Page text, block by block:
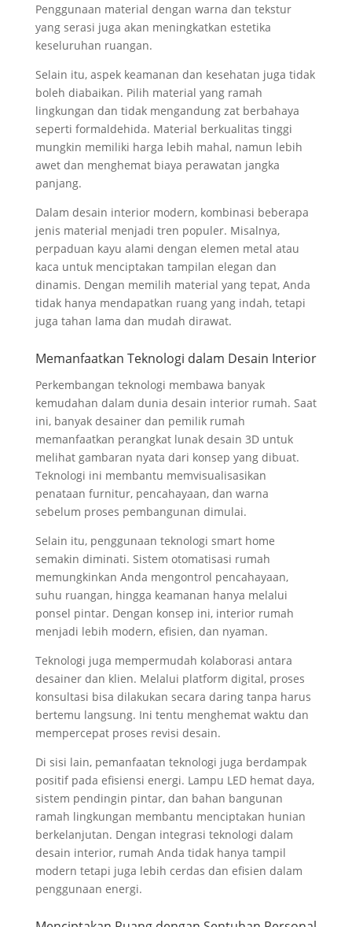
Penggunaan material dengan warna dan tekstur
yang serasi juga akan meningkatkan estetika
keseluruhan ruangan.
Selain itu, aspek keamanan dan kesehatan juga tidak
boleh diabaikan. Pilih material yang ramah
lingkungan dan tidak mengandung zat berbahaya
seperti formaldehida. Material berkualitas tinggi
mungkin memiliki harga lebih mahal, namun lebih
awet dan menghemat biaya perawatan jangka
panjang.
Dalam desain interior modern, kombinasi beberapa
jenis material menjadi tren populer. Misalnya,
perpaduan kayu alami dengan elemen metal atau
kaca untuk menciptakan tampilan elegan dan
dinamis. Dengan memilih material yang tepat, Anda
tidak hanya mendapatkan ruang yang indah, tetapi
juga tahan lama dan mudah dirawat.
Memanfaatkan Teknologi dalam Desain Interior
Perkembangan teknologi membawa banyak
kemudahan dalam dunia desain interior rumah. Saat
ini, banyak desainer dan pemilik rumah
memanfaatkan perangkat lunak desain 3D untuk
melihat gambaran nyata dari konsep yang dibuat.
Teknologi ini membantu memvisualisasikan
penataan furnitur, pencahayaan, dan warna
sebelum proses pembangunan dimulai.
Selain itu, penggunaan teknologi smart home
semakin diminati. Sistem otomatisasi rumah
memungkinkan Anda mengontrol pencahayaan,
suhu ruangan, hingga keamanan hanya melalui
ponsel pintar. Dengan konsep ini, interior rumah
menjadi lebih modern, efisien, dan nyaman.
Teknologi juga mempermudah kolaborasi antara
desainer dan klien. Melalui platform digital, proses
konsultasi bisa dilakukan secara daring tanpa harus
bertemu langsung. Ini tentu menghemat waktu dan
mempercepat proses revisi desain.
Di sisi lain, pemanfaatan teknologi juga berdampak
positif pada efisiensi energi. Lampu LED hemat daya,
sistem pendingin pintar, dan bahan bangunan
ramah lingkungan membantu menciptakan hunian
berkelanjutan. Dengan integrasi teknologi dalam
desain interior, rumah Anda tidak hanya tampil
modern tetapi juga lebih cerdas dan efisien dalam
penggunaan energi.